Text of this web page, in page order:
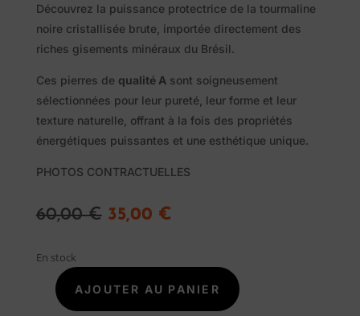
Savon
Traditionnel
Promotions
propos
Blog
Contact
Découvrez la puissance protectrice de la tourmaline
noire cristallisée brute, importée directement des
riches gisements minéraux du Brésil.
Ces pierres de qualité Asont soigneusement
sélectionnées pour leur pureté, leur forme et leur
texture naturelle, offrant à la fois des propriétés
énergétiques puissantes et une esthétique unique.
PHOTOS CONTRACTUELLES
60,00€ Le
était :
60,00 €.
35,00 €Le
est :
35,00 €.
En stock
quantité
AJOUTER AU PANIER